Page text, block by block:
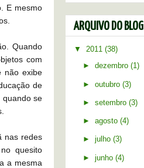
E mesmo
Quando
com
não exibe
de
quando se
nas redes
quesito
a mesma
ARQUIVO DO BLOG
▼ 2011 (38)
►dezembro(1)
►outubro(3)
►setembro(3)
►agosto(4)
►julho(3)
►junho(4)